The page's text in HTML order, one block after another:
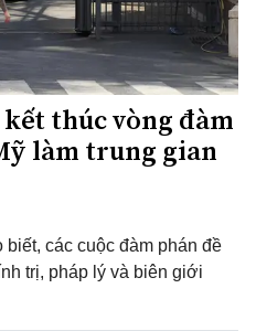
thúc vòng đàm
làm trung gian
các cuộc đàm phán đề
trị, pháp lý và biên giới